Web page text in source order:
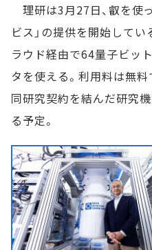
理研は3月27日、叡を使
ビス」の提供を開始してい
ラウド経由で64量子ビッ
タを使える。利用料は無
同研究契約を結んだ研究
る予定。